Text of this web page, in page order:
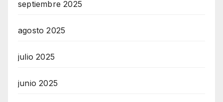
septiembre 2025
agosto 2025
julio 2025
junio 2025